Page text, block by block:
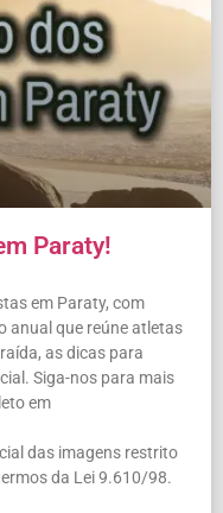
Paraty!
em Paraty, com
anual que reúne atletas
as dicas para
Siga-nos para mais
em
das imagens restrito
da Lei 9.610/98.